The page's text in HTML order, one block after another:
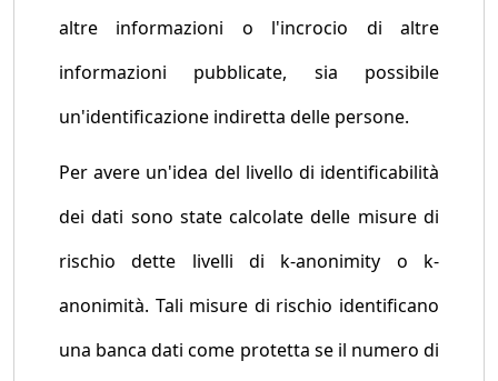
altre informazioni o l'incrocio di altre
informazioni pubblicate, sia possibile
un'identificazione indiretta delle persone.
Per avere un'idea del livello di identificabilità
dei dati sono state calcolate delle misure di
rischio dette livelli di k-anonimity o k-
anonimità. Tali misure di rischio identificano
una banca dati come protetta se il numero di